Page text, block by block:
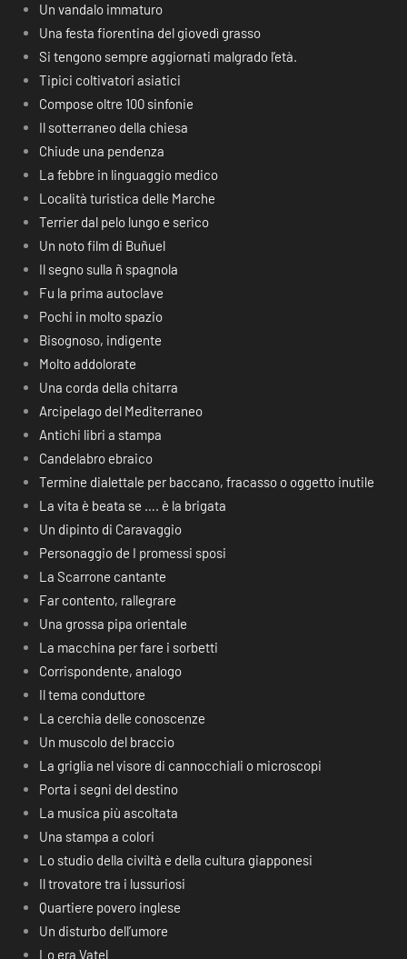
Un vandalo immaturo
Una festa fiorentina del giovedì grasso
Si tengono sempre aggiornati malgrado l’età.
Tipici coltivatori asiatici
Compose oltre 100 sinfonie
Il sotterraneo della chiesa
Chiude una pendenza
La febbre in linguaggio medico
Località turistica delle Marche
Terrier dal pelo lungo e serico
Un noto film di Buñuel
Il segno sulla ñ spagnola
Fu la prima autoclave
Pochi in molto spazio
Bisognoso, indigente
Molto addolorate
Una corda della chitarra
Arcipelago del Mediterraneo
Antichi libri a stampa
Candelabro ebraico
Termine dialettale per baccano, fracasso o oggetto inutile
La vita è beata se …. è la brigata
Un dipinto di Caravaggio
Personaggio de I promessi sposi
La Scarrone cantante
Far contento, rallegrare
Una grossa pipa orientale
La macchina per fare i sorbetti
Corrispondente, analogo
Il tema conduttore
La cerchia delle conoscenze
Un muscolo del braccio
La griglia nel visore di cannocchiali o microscopi
Porta i segni del destino
La musica più ascoltata
Una stampa a colori
Lo studio della civiltà e della cultura giapponesi
Il trovatore tra i lussuriosi
Quartiere povero inglese
Un disturbo dell’umore
Lo era Vatel